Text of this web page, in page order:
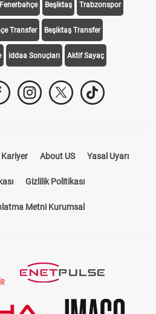
Fenerbahçe Beşiktaş Trabzonspor
Transfer Beşiktaş Transfer
iddaa Sonuçları Aktif Sayaç
Kariyer About US Yasal Uyarı
Gizlilik Politikası
Metni Kurumsal